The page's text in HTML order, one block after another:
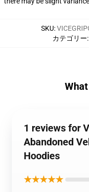
SKU:
カテゴリー:
1 reviews for
Abandoned
Hoodies
★★★★★